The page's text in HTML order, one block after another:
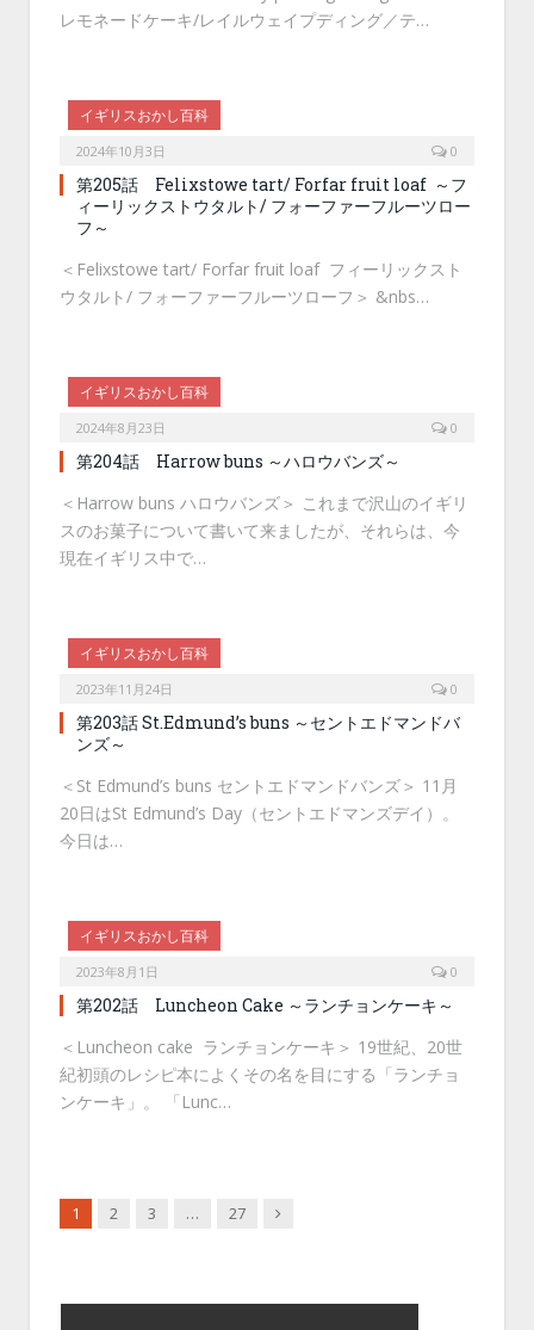
レモネードケーキ/レイルウェイプディング／テ…
イギリスおかし百科
2024年10月3日 0
第205話 Felixstowe tart/ Forfar fruit loaf ～フ
ィーリックストウタルト/ フォーファーフルーツロー
フ～
＜Felixstowe tart/ Forfar fruit loaf フィーリックスト
ウタルト/ フォーファーフルーツローフ＞ &nbs…
イギリスおかし百科
2024年8月23日 0
第204話 Harrow buns ～ハロウバンズ～
＜Harrow buns ハロウバンズ＞ これまで沢山のイギリ
スのお菓子について書いて来ましたが、それらは、今
現在イギリス中で…
イギリスおかし百科
2023年11月24日 0
第203話 St.Edmund’s buns ～セントエドマンドバ
ンズ～
＜St Edmund’s buns セントエドマンドバンズ＞ 11月
20日はSt Edmund’s Day（セントエドマンズデイ）。
今日は…
イギリスおかし百科
2023年8月1日 0
第202話 Luncheon Cake ～ランチョンケーキ～
＜Luncheon cake ランチョンケーキ＞ 19世紀、20世
紀初頭のレシピ本によくその名を目にする「ランチョ
ンケーキ」。 「Lunc…
1 2 3 … 27 Next